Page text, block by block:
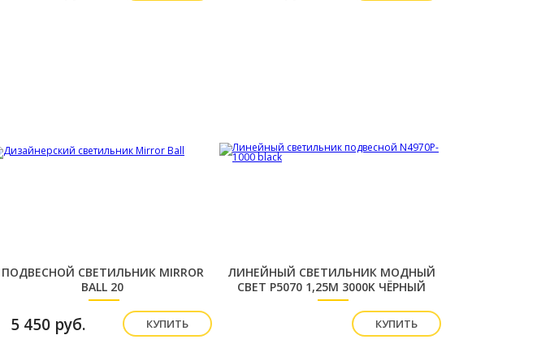
ПОДВЕСНОЙ СВЕТИЛЬНИК MIRROR
BALL 20
5 450 руб. КУПИТЬ
ЛИНЕЙНЫЙ СВЕТИЛЬНИК МОДНЫЙ
СВЕТ P5070 1,25М 3000K ЧЁРНЫЙ
ПОДВЕСНОЙ
КУПИТЬ